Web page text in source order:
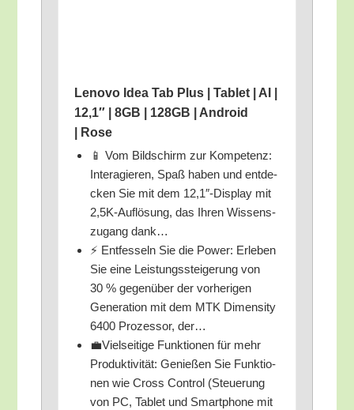
Leno­vo Idea Tab Plus | Tablet | AI |
12,1″ | 8GB | 128GB | Android
| Rose
📱 Vom Bild­schirm zur Kom­pe­tenz:
Inter­agie­ren, Spaß haben und ent­de­
cken Sie mit dem 12,1″-Display mit
2,5K-Auflösung, das Ihren Wis­sens­
zu­gang dank…
⚡ Ent­fes­seln Sie die Power: Erle­ben
Sie eine Leis­tungs­stei­ge­rung von
30 % gegen­über der vor­he­ri­gen
Gene­ra­ti­on mit dem MTK Dimen­si­ty
6400 Pro­zes­sor, der…
💼Viel­sei­ti­ge Funk­tio­nen für mehr
Pro­duk­ti­vi­tät: Genie­ßen Sie Funk­tio­
nen wie Cross Con­trol (Steue­rung
von PC, Tablet und Smart­phone mit